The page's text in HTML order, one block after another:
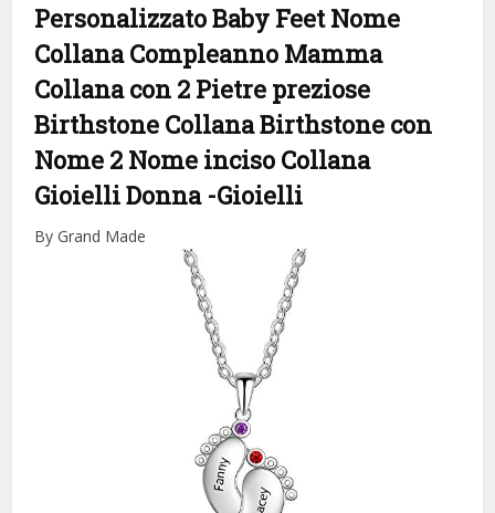
Personalizzato Baby Feet Nome
Collana Compleanno Mamma
Collana con 2 Pietre preziose
Birthstone Collana Birthstone con
Nome 2 Nome inciso Collana
Gioielli Donna -Gioielli
By Grand Made